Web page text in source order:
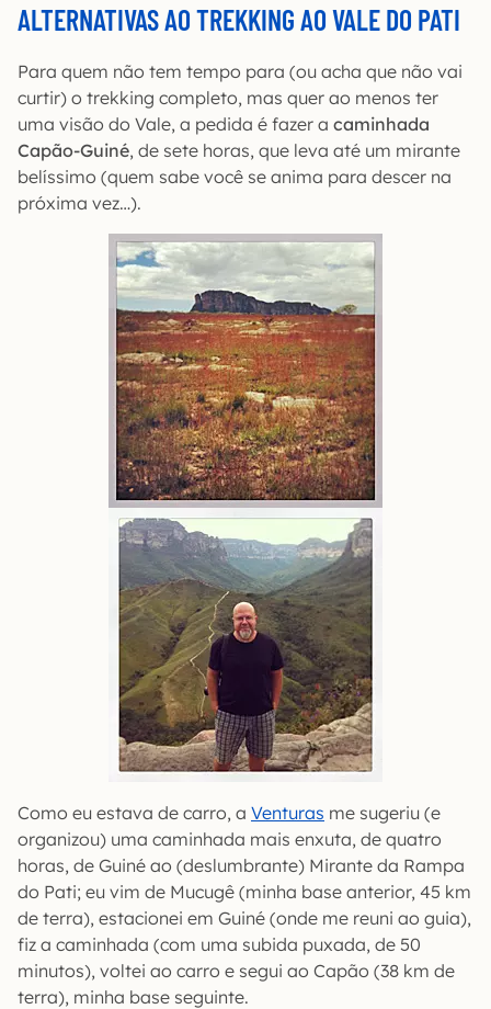
ALTERNATIVAS AO TREKKING AO VALE DO PATI
Para quem não tem tempo para (ou acha que não vai
curtir) o trekking completo, mas quer ao menos ter
uma visão do Vale, a pedida é fazer a caminhada
Capão-Guiné, de sete horas, que leva até um mirante
belíssimo (quem sabe você se anima para descer na
próxima vez…).
Como eu estava de carro, a Venturas me sugeriu (e
organizou) uma caminhada mais enxuta, de quatro
horas, de Guiné ao (deslumbrante) Mirante da Rampa
do Pati; eu vim de Mucugê (minha base anterior, 45 km
de terra), estacionei em Guiné (onde me reuni ao guia),
fiz a caminhada (com uma subida puxada, de 50
minutos), voltei ao carro e segui ao Capão (38 km de
terra), minha base seguinte.